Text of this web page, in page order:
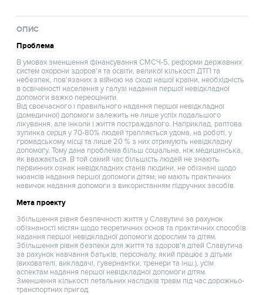
ОПИС
Проблема
В умовах зменшення фінансування СМСЧ-5, реформи державних
систем охорони здоров'я та освіти, великої кількості ДТП та
небезпек, пов'язаних з війною на сході нашої країни, необхідність
в освіченості населення у галузі надання першої невідкладної
допомоги важко переоцінити.
Від своєчасного і правильного надання першої невідкладної
(домедичної) допомоги залежить не лише успіх подальшого
лікування, але інколи і життя постраждалого. Наприклад, раптова
зупинка серця у 70-80% людей трапляється удома, на роботі, у
громадському місці та лише 20 % з них отримують невідкладну
допомогу. Тому дана проблема більш соціальна, ніж медицинська,
як вважається. В той самий час більшість людей не знають
первинних ознак невідкладних станів людини, не обізнані щодо
нюансів надання першої допомоги дітям, не мають практичних
навичок надання допомоги з використанням підручних засобів.
Мета проекту
Збільшення рівня безпечності життя у Славутичі за рахунок
обізнаності містян щодо теоретичних основ та практичних способів
надання першої невідкладної допомоги дорослим та дітям.
Збільшення рівня безпеки для життя та здоров'я дітей Славутича
за рахунок навчання батьків, персоналу, який працює з дітьми
(вихователі, викладачі, гувернантки, тренери та інш.), усім
аспектам надання першої невідкладної допомоги дітям.
Зменшення кількості летальних наслідків травм під час дорожньо-
транспортних пригод.